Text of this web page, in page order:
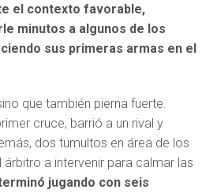
el contexto favorable,
minutos a algunos de los
sus primeras armas en el
que también pierna fuerte.
cruce, barrió a un rival y
dos tumultos en área de los
a intervenir para calmar las
jugando con seis